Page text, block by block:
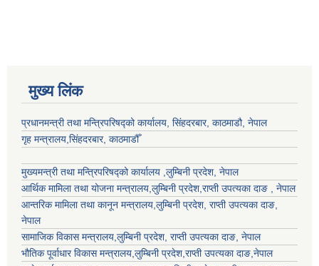
मुख्य लिंक
प्रधानमन्त्री तथा मन्त्रिपरिषद्को कार्यालय, सिंहदरबार, काठमाडौ, नेपाल
गृह मन्त्रालय,सिंहदरबार, काठमाडौँ
मुख्यमन्त्री तथा मन्त्रिपरिषद्को कार्यालय ,लुम्बिनी प्रदेश, नेपाल
आर्थिक मामिला तथा योजना मन्त्रालय,लुम्बिनी प्रदेश,राप्ती उपत्यका दाङ , नेपाल
आन्तरिक मामिला तथा कानून मन्त्रालय,लुम्बिनी प्रदेश, राप्ती उपत्यका दाङ,
नेपाल
सामाजिक विकास मन्त्रालय,लुम्बिनी प्रदेश, राप्ती उपत्यका दाङ, नेपाल
भौतिक पूर्वाधार विकास मन्त्रालय,लुम्बिनी प्रदेश,राप्ती उपत्यका दाङ,नेपाल